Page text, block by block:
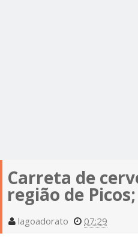
Carreta de
região de
lagoadorato 07:29